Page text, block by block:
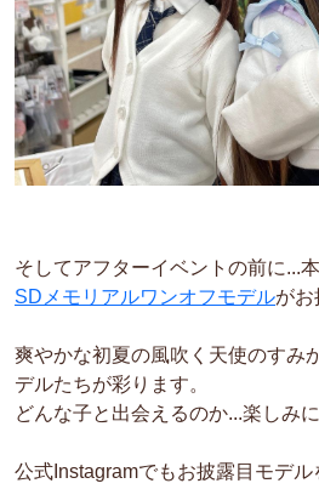
そしてアフターイベントの前に...
SDメモリアルワンオフモデルがお
爽やかな初夏の風吹く天使のすみ
デルたちが彩ります。
どんな子と出会えるのか...楽しみ
公式Instagramでもお披露目モデル